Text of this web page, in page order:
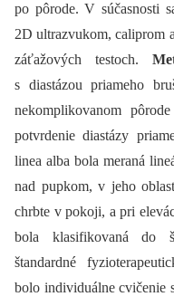
po pôrode. V súčasnosti
2D ultrazvukom, caliprom
záťažových testoch.
s diastázou priameho
nekomplikovanom
potvrdenie diastázy
linea alba bola meraná
nad pupkom, v jeho
chrbte v pokoji, a pri
bola klasifikovaná do
štandardné
bolo individuálne cvičenie